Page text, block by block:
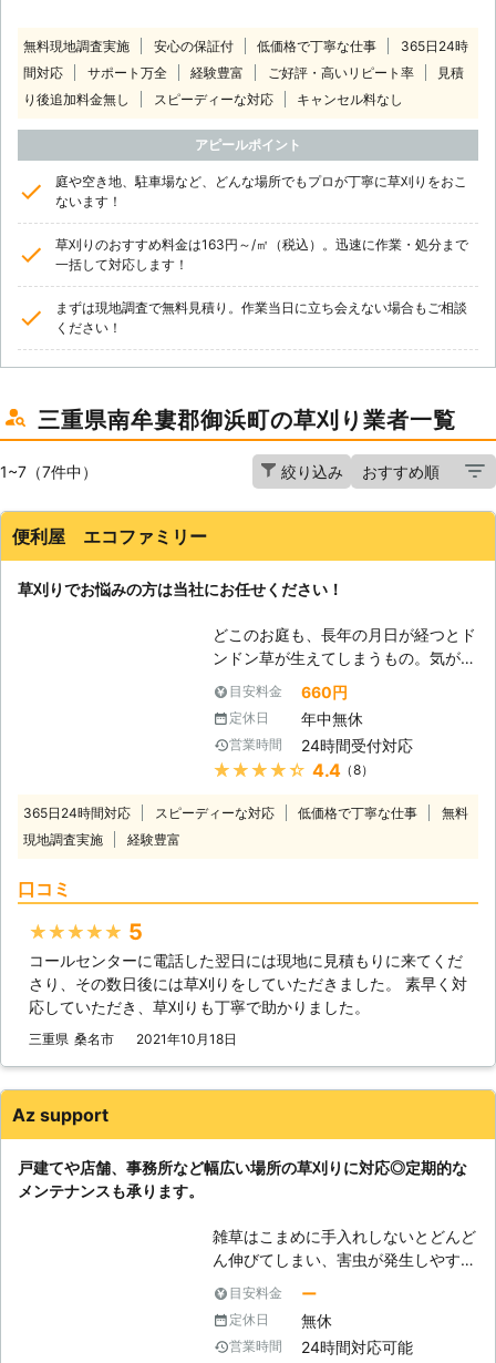
無料現地調査実施 安心の保証付 低価格で丁寧な仕事
365日24時
間対応
サポート万全 経験豊富 ご好評・高いリピート率
見積
り後追加料金無し
スピーディーな対応 キャンセル料なし
アピールポイント
庭や空き地、駐車場など、どんな場所でもプロが丁寧に草刈りをおこ
ないます！
草刈りのおすすめ料金は163円～/㎡（税込）。迅速に作業・処分まで
一括して対応します！
まずは現地調査で無料見積り。作業当日に立ち会えない場合もご相談
ください！
三重県南牟婁郡御浜町の草刈り業者一覧
1~7（7件中） 絞り込み
便利屋 エコファミリー
草刈りでお悩みの方は当社にお任せください！
どこのお庭も、長年の月日が経つとド
ンドン草が生えてしまうもの。気がつ
けば、たくさんの草がビッシリと生え
ているというケースは少なくありませ
ん。たくさん生えていると、それだけ
全部刈るのは大変ですので、是非遠慮
無く当社までご相談いただければと思
社は草刈りに関してはプロフェッショ
除草剤散布や防草シートなどを使用し
た施工も行います。 【低価格】 たく
さんのお客様がご利用しやすいよう、
低価格でサービスを提供させていただ
の方、まずはお電話ください。個人宅
頼件数100件以上】 当社に寄せられた
ご依頼件数は100件以上！実績も豊富
となりますので、安心してお任せいた
だけます。また、外注業者に依頼する
ことは一切いたしません。
目安料金 660円
定休日 年中無休
営業時間 24時間受付対応
★★★★★ 4.4（8）
365日24時間対応 スピーディーな対応 低価格で丁寧な仕事
無料
現地調査実施
経験豊富
口コミ
★★★★★ 5
コールセンターに電話した翌日には現地に見積もりに来てくだ
さり、その数日後には草刈りをしていただきました。 素早く対
応していただき、草刈りも丁寧で助かりました。
三重県 桑名市 2021年10月18日
Az support
戸建てや店舗、事務所など幅広い場所の草刈りに対応◎定期的な
メンテナンスも承ります。
雑草はこまめに手入れしないとどんど
ん伸びてしまい、害虫が発生しやすく
なります。また、土の栄養が雑草に吸
収されることで大切な庭木に栄養が行
き届かず生育不良になるおそれがある
ため、伸びた雑草を放置しないように
目安料金 ー
定休日 無休
営業時間 24時間対応可能